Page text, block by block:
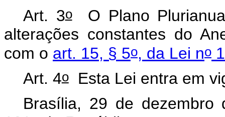
Art. 3oO Plano
alterações constantes do
com o art. 15, § 5o, da Lei no
Art. 4oEsta Lei entra em
Brasília, 29 de dezembro